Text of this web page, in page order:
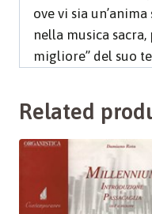
ove vi sia
nella musica
migliore” del suo
Related